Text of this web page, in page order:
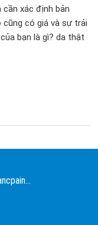
xác định bản
cũng có giá và sự trải
bạn là gì? da thật